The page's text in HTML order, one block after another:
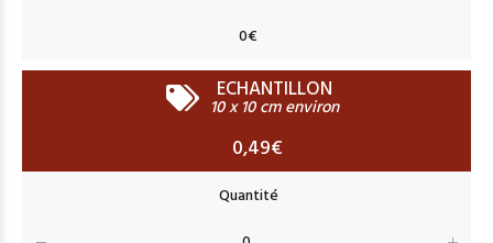
ECHANTILLON
10 x 10 cm environ
0,49€